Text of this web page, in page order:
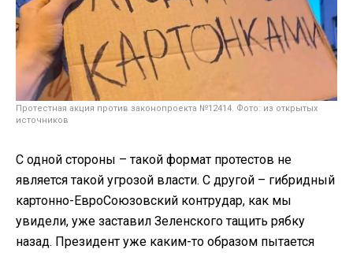
Протестная акция против законопроекта №12414. Фото: из открытых
источников
С одной стороны – такой формат протестов не
является такой угрозой власти. С другой – гибридный
картонно-ЕвроСоюзовский контрудар, как мы
увидели, уже заставил Зеленского тащить рябку
назад. Президент уже каким-то образом пытается